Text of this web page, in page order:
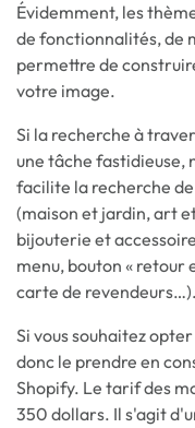
Évidemment, les
de fonctionnalités, de
permettre de
votre image.
Si la recherche à
une tâche fastidieuse,
facilite la recherche
(maison et jardin, art
bijouterie et
menu, bouton « retour
carte de revendeurs…).
Si vous souhaitez
donc le prendre en
Shopify. Le tarif des
350 dollars. Il s'agit